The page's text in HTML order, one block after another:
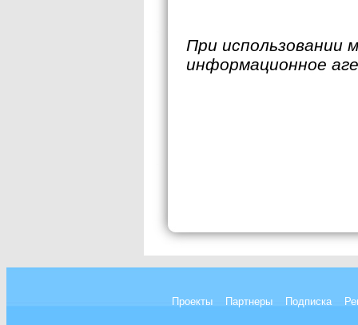
При использовании
информационное
Проекты Партнеры Подписка